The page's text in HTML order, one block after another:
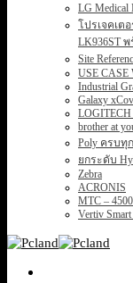
LG
โปรเจคเต
LK936ST
Site
USE
Industrial
Galaxy
LOGITECH
brother at
Poly ครบทุ
ยกระดับ
Zebra
ACRONIS
MTC –
Vertiv